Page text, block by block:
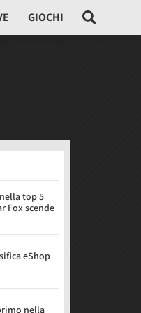
GIOCHI
top 5
Fox scende
eShop
nella